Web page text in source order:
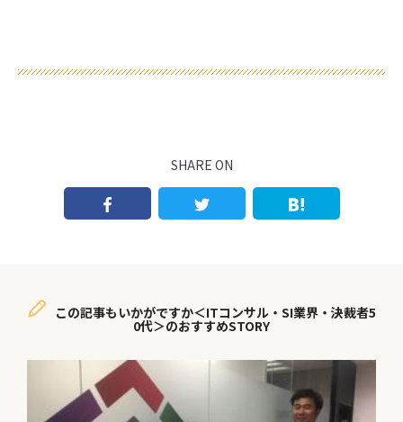
SHARE ON
この記事もいかがですか＜ITコンサル・SI業界・決裁者5
0代＞のおすすめSTORY